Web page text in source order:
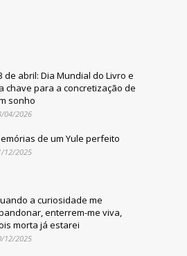
de abril: Dia Mundial do Livro e
chave para a concretização de
sonho
04/2026
de um Yule perfeito
12/2025
a curiosidade me
enterrem-me viva,
morta já estarei
12/2025